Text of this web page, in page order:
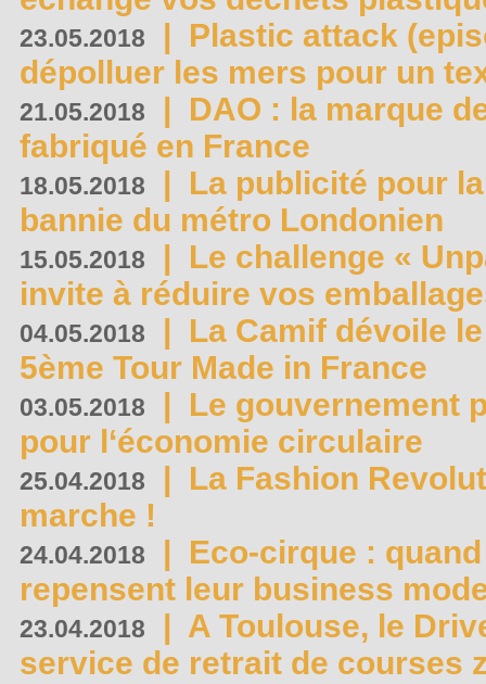
23.05.2018 | Plastic attack
dépolluer les mers pour un
21.05.2018 | DAO : la marque
fabriqué en France
18.05.2018 | La publicité pour
bannie du métro Londonien
15.05.2018 | Le challenge «
invite à réduire vos
04.05.2018 | La Camif dévoile
5ème Tour Made in France
03.05.2018 | Le gouvernement
pour l‘économie circulaire
25.04.2018 | La Fashion
marche !
24.04.2018 | Eco-cirque :
repensent leur business
23.04.2018 | A Toulouse, le
service de retrait de courses